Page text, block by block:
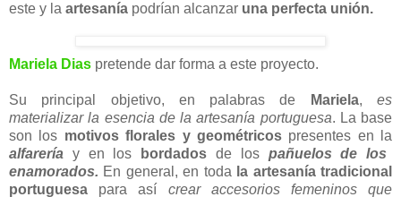
este y la artesanía podrían alcanzar una perfecta unión.
Mariela Dias pretende dar forma a este proyecto.
Su principal objetivo, en palabras de Mariela,es
materializar la esencia de la artesanía portuguesa. La base
son los motivos florales y geométricos presentes en la
alfarería y en los bordadosde los pañuelos de los
enamorados. En general, en toda la artesanía tradicional
portuguesa para así crear accesorios femeninos que